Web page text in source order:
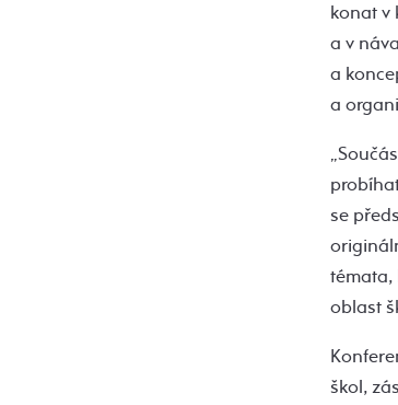
konat v
a v
a
a
se
témata,
oblast
škol,